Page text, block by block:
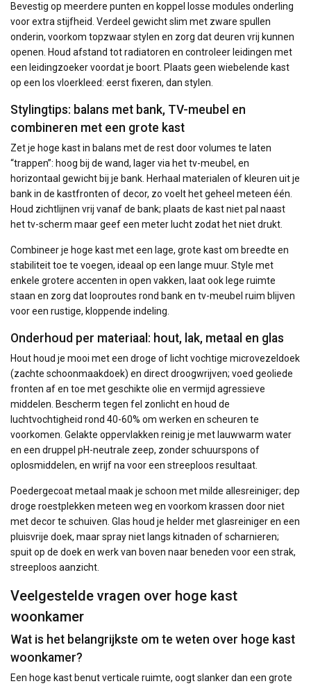
Bevestig op meerdere punten en koppel losse modules onderling
voor extra stijfheid. Verdeel gewicht slim met zware spullen
onderin, voorkom topzwaar stylen en zorg dat deuren vrij kunnen
openen. Houd afstand tot radiatoren en controleer leidingen met
een leidingzoeker voordat je boort. Plaats geen wiebelende kast
op een los vloerkleed: eerst fixeren, dan stylen.
Stylingtips: balans met bank, TV-meubel en
combineren met een grote kast
Zet je hoge kast in balans met de rest door volumes te laten
“trappen”: hoog bij de wand, lager via het tv-meubel, en
horizontaal gewicht bij je bank. Herhaal materialen of kleuren uit je
bank in de kastfronten of decor, zo voelt het geheel meteen één.
Houd zichtlijnen vrij vanaf de bank; plaats de kast niet pal naast
het tv-scherm maar geef een meter lucht zodat het niet drukt.
Combineer je hoge kast met een lage, grote kast om breedte en
stabiliteit toe te voegen, ideaal op een lange muur. Style met
enkele grotere accenten in open vakken, laat ook lege ruimte
staan en zorg dat looproutes rond bank en tv-meubel ruim blijven
voor een rustige, kloppende indeling.
Onderhoud per materiaal: hout, lak, metaal en glas
Hout houd je mooi met een droge of licht vochtige microvezeldoek
(zachte schoonmaakdoek) en direct droogwrijven; voed geoliede
fronten af en toe met geschikte olie en vermijd agressieve
middelen. Bescherm tegen fel zonlicht en houd de
luchtvochtigheid rond 40-60% om werken en scheuren te
voorkomen. Gelakte oppervlakken reinig je met lauwwarm water
en een druppel pH-neutrale zeep, zonder schuurspons of
oplosmiddelen, en wrijf na voor een streeploos resultaat.
Poedergecoat metaal maak je schoon met milde allesreiniger; dep
droge roestplekken meteen weg en voorkom krassen door niet
met decor te schuiven. Glas houd je helder met glasreiniger en een
pluisvrije doek, maar spray niet langs kitnaden of scharnieren;
spuit op de doek en werk van boven naar beneden voor een strak,
streeploos aanzicht.
Veelgestelde vragen over hoge kast
woonkamer
Wat is het belangrijkste om te weten over hoge kast
woonkamer?
Een hoge kast benut verticale ruimte, oogt slanker dan een grote